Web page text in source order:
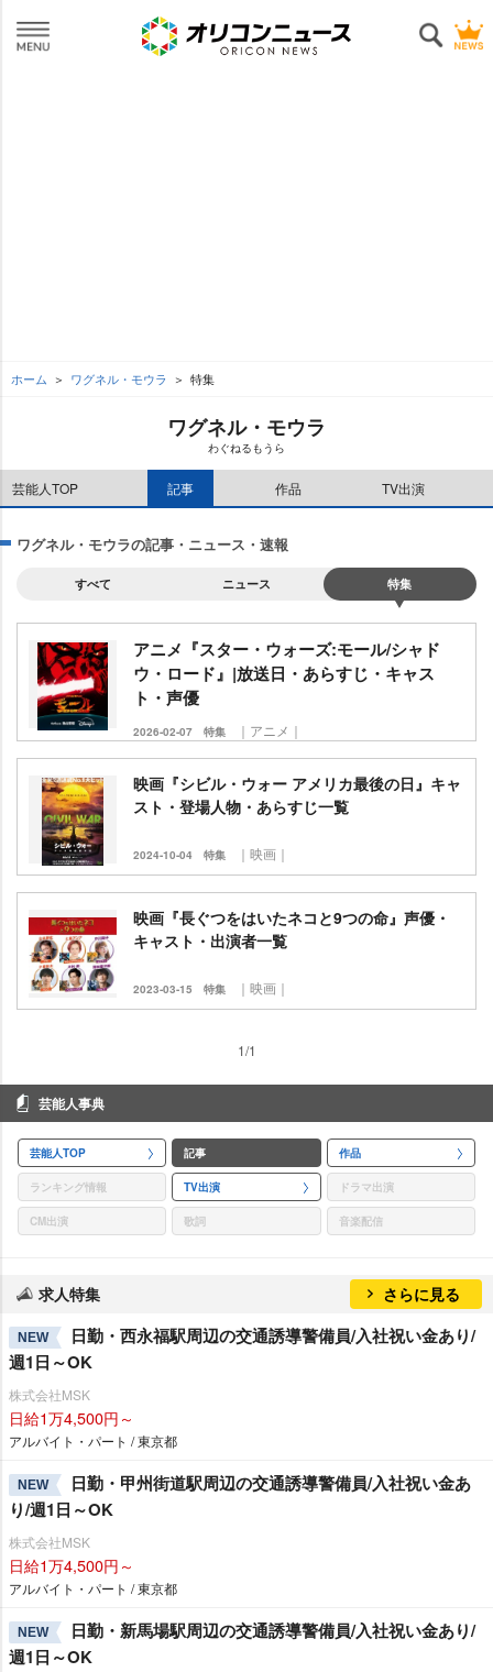
ホーム ワグネル・モウラ 特集
ワグネル・モウラ
わぐねるもうら
芸能人TOP 記事 作品 TV出演
ワグネル・モウラの記事・ニュース・速報
すべて ニュース 特集
アニメ『スター・ウォーズ:モール/シャド
ウ・ロード』|放送日・あらすじ・キャス
ト・声優
2026-02-07 特集 ｜アニメ｜
映画『シビル・ウォー アメリカ最後の日』キャ
スト・登場人物・あらすじ一覧
2024-10-04 特集 ｜映画｜
映画『長ぐつをはいたネコと9つの命』声優・
キャスト・出演者一覧
2023-03-15 特集 ｜映画｜
1/1
芸能人事典
芸能人TOP 記事 作品
ランキング情報 TV出演 ドラマ出演
CM出演 歌詞 音楽配信
求人特集 さらに見る
NEW
日勤・西永福駅周辺の交通誘導警備員/入社祝い金あり/
週1日～OK
株式会社MSK
日給1万4,500円～
アルバイト・パート / 東京都
NEW
日勤・甲州街道駅周辺の交通誘導警備員/入社祝い金あ
り/週1日～OK
株式会社MSK
日給1万4,500円～
アルバイト・パート / 東京都
NEW
日勤・新馬場駅周辺の交通誘導警備員/入社祝い金あり/
週1日～OK